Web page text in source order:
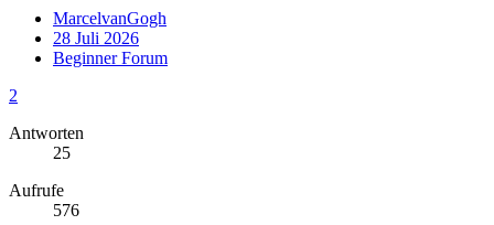
MarcelvanGogh
28 Juli 2026
Beginner Forum
2
Antworten
25
Aufrufe
576